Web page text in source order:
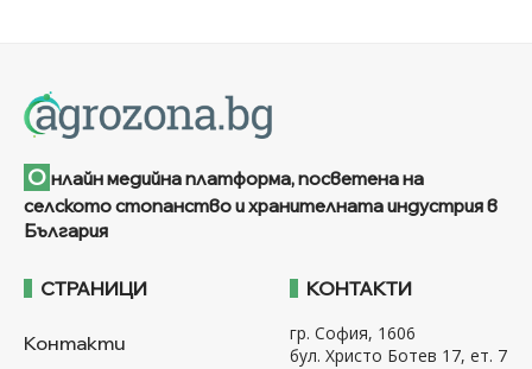
О нлайн медийна платформа, посветена на
селското стопанство и хранителната индустрия в
България
СТРАНИЦИ
Контакти
КОНТАКТИ
гр. София, 1606
бул. Христо Ботев 17, ет. 7